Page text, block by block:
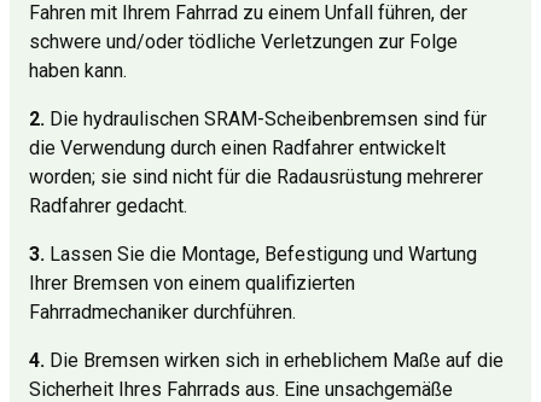
Fahren mit Ihrem Fahrrad zu einem Unfall führen, der
schwere und/oder tödliche Verletzungen zur Folge
haben kann.
2. Die hydraulischen SRAM-Scheibenbremsen sind für
die Verwendung durch einen Radfahrer entwickelt
worden; sie sind nicht für die Radausrüstung mehrerer
Radfahrer gedacht.
3. Lassen Sie die Montage, Befestigung und Wartung
Ihrer Bremsen von einem qualifizierten
Fahrradmechaniker durchführen.
4. Die Bremsen wirken sich in erheblichem Maße auf die
Sicherheit Ihres Fahrrads aus. Eine unsachgemäße